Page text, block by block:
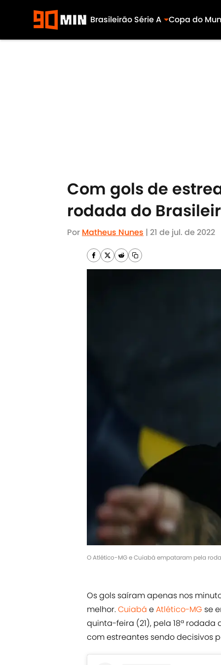
Brasileirão Série A Copa do
Com gols de
rodada do
Por Matheus Nunes | 21 de jul. de 2022
O Atlético-MG e Cuiabá empataram pela
Os gols saíram apenas nos
melhor.Cuiabá eAtlético-MG se
quinta-feira (21), pela 18ª rodada
com estreantes sendo decisivos